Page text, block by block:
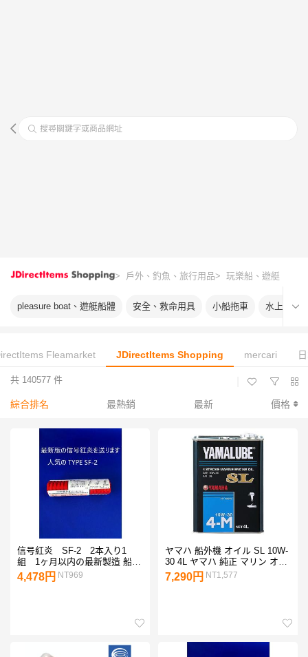
搜尋關鍵字或商品網址
> 戶外、釣魚、旅行用品> 玩樂船、遊艇
pleasure boat、遊艇船體 安全、救命用具 小船拖車 水上摩托
Fleamarket JDirectItems Shopping mercari
共 140577 件
綜合排名 最熱銷 最新 價格
信号紅炎 SF-2 2本入り1
組 1ヶ月以内の最新製造 船検
品 発煙筒 JCI検査品 法定
備品 小型船舶用 SF2 筒の
4,478円 NT969
ヤマハ 船外機 オイル SL 10W-
30 4L ヤマハ 純正 マリン オイ
ル 4ストローク 4サイクル ヤマ
ハ マリン オイル SL YAMAHA
7,290円 NT1,577